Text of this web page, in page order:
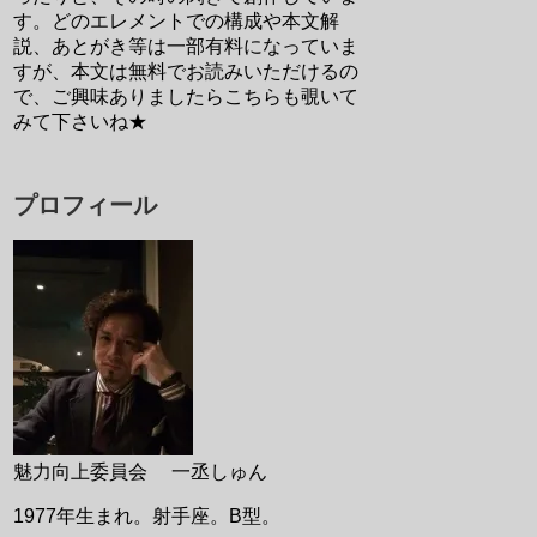
す。どのエレメントでの構成や本文解
説、あとがき等は一部有料になっていま
すが、本文は無料でお読みいただけるの
で、ご興味ありましたらこちらも覗いて
みて下さいね★
プロフィール
魅力向上委員会 一丞しゅん
1977年生まれ。射手座。B型。